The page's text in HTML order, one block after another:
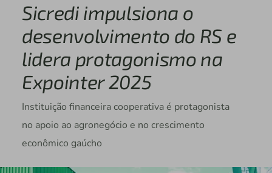
Sicredi impulsiona o
desenvolvimento do RS e
lidera protagonismo na
Expointer 2025
Instituição financeira cooperativa é protagonista
no apoio ao agronegócio e no crescimento
econômico gaúcho